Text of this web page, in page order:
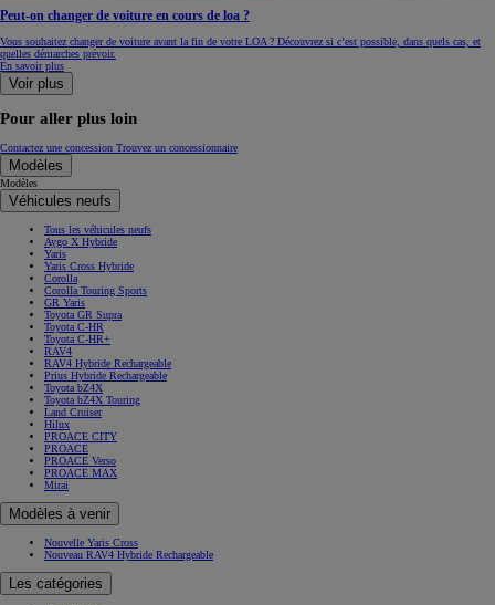
Peut-on changer de voiture en cours de loa ?
Vous souhaitez changer de voiture avant la fin de votre LOA ? Découvrez si c’est possible, dans quels cas, et
quelles démarches prévoir.
En savoir plus
Voir plus
Pour aller plus loin
Contactez une concession Trouvez un concessionnaire
Modèles
Modèles
Véhicules neufs
Tous les véhicules neufs
Aygo X Hybride
Yaris
Yaris Cross Hybride
Corolla
Corolla Touring Sports
GR Yaris
Toyota GR Supra
Toyota C-HR
Toyota C-HR+
RAV4
RAV4 Hybride Rechargeable
Prius Hybride Rechargeable
Toyota bZ4X
Toyota bZ4X Touring
Land Cruiser
Hilux
PROACE CITY
PROACE
PROACE Verso
PROACE MAX
Mirai
Modèles à venir
Nouvelle Yaris Cross
Nouveau RAV4 Hybride Rechargeable
Les catégories